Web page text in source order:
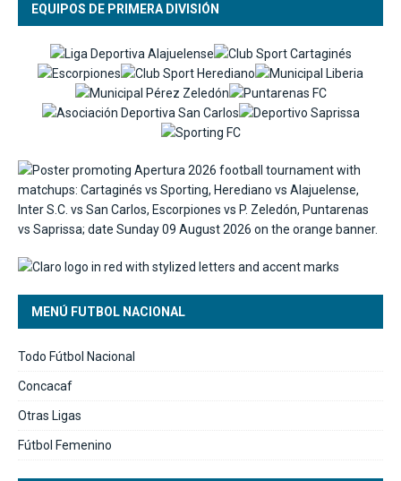
EQUIPOS DE PRIMERA DIVISIÓN
MENÚ FUTBOL NACIONAL
Todo Fútbol Nacional
Concacaf
Otras Ligas
Fútbol Femenino